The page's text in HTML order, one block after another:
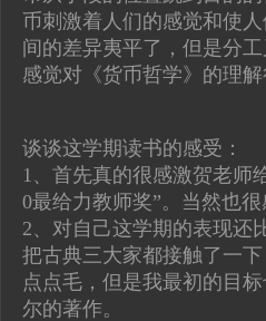
币刺激着人们的感觉和使
间的差异夷平了，但是分
感觉对《货币哲学》的理
谈谈这学期读书的感受：
1、首先真的很感激贺老师
0最给力教师奖”。当然也
2、对自己这学期的表现还
把古典三大家都接触了一
点点毛，但是我最初的目
尔的著作。